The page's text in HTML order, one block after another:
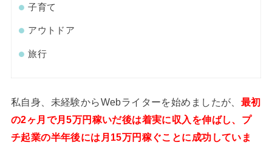
子育て
アウトドア
旅行
私自身、未経験からWebライターを始めましたが、 最初
の2ヶ月で月5万円稼いだ後は着実に収入を伸ばし、プ
チ起業の半年後には月15万円稼ぐことに成功していま